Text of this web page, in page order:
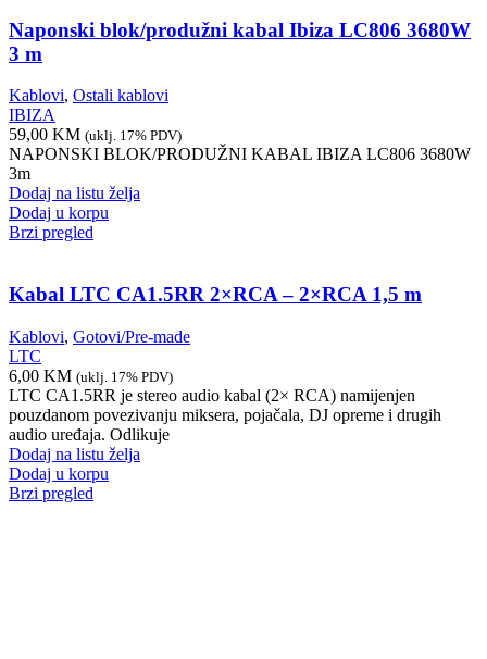
Naponski blok/produžni kabal Ibiza LC806 3680W
3 m
Kablovi, Ostali kablovi
IBIZA
59,00 KM (uklj. 17% PDV)
NAPONSKI BLOK/PRODUŽNI KABAL IBIZA LC806 3680W
3m
Dodaj na listu želja
Dodaj u korpu
Brzi pregled
Kabal LTC CA1.5RR 2×RCA – 2×RCA 1,5 m
Kablovi, Gotovi/Pre-made
LTC
6,00 KM (uklj. 17% PDV)
LTC CA1.5RR je stereo audio kabal (2× RCA) namijenjen
pouzdanom povezivanju miksera, pojačala, DJ opreme i drugih
audio uređaja. Odlikuje
Dodaj na listu želja
Dodaj u korpu
Brzi pregled